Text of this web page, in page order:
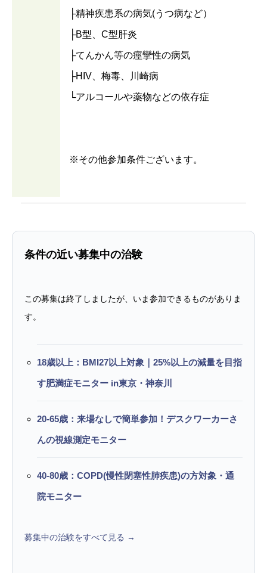
├精神疾患系の病気(うつ病など）
├B型、C型肝炎
├てんかん等の痙攣性の病気
├HIV、梅毒、川崎病
└アルコールや薬物などの依存症
※その他参加条件ございます。
条件の近い募集中の治験
この募集は終了しましたが、いま参加できるものがありま
す。
18歳以上：BMI27以上対象｜25%以上の減量を目指
す肥満症モニター in東京・神奈川
20-65歳：来場なしで簡単参加！デスクワーカーさ
んの視線測定モニター
40-80歳：COPD(慢性閉塞性肺疾患)の方対象・通
院モニター
募集中の治験をすべて見る →